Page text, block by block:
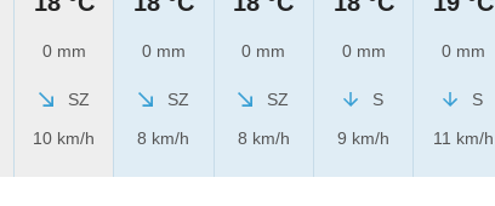
0 mm
SZ
10 km/h
0 mm
SZ
8 km/h
0 mm
SZ
8 km/h
0 mm
S
9 km/h
0 mm
S
11 km/h